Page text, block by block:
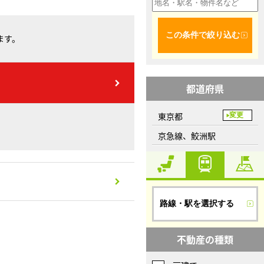
。 この条件で絞り込む
都道府県
東京都 変更
京急線、鮫洲駅
路線・駅を選択する
不動産の種類